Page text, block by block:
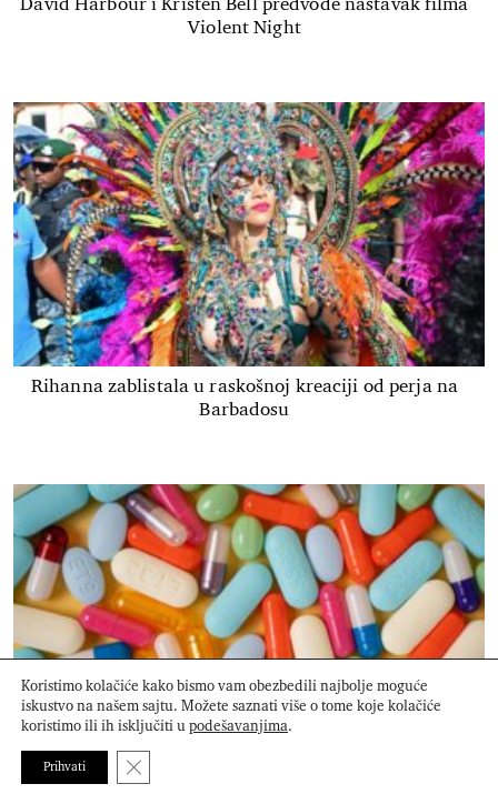
Violent Night
Rihanna zablistala u raskošnoj kreaciji od perja na
Barbadosu
Istina o suplementima protiv stresa
Koristimo kolačiće kako bismo vam obezbedili najbolje moguće
iskustvo na našem sajtu. Možete saznati više o tome koje kolačiće
koristimo ili ih isključiti upodešavanjima.
Prihvati Close GDPR Cookie Banner